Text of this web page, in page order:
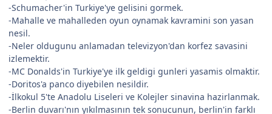
-Schumacher'in Turkiye'ye gelisini gormek.
-Mahalle ve mahalleden oyun oynamak kavramini son yasan
nesil.
-Neler oldugunu anlamadan televizyon'dan korfez savasini
izlemektir.
-MC Donalds'in Turkiye'ye ilk geldigi gunleri yasamis olmaktir.
-Doritos'a panco diyebilen nesildir.
-İlkokul 5'te Anadolu Liseleri ve Kolejler sinavina hazirlanmak.
-Berlin duvarı'nın yıkılmasının tek sonucunun, berlin'in farklı